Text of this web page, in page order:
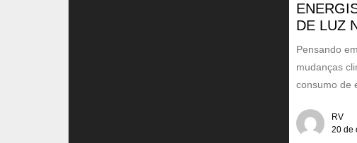
DE LUZ
Pensando
mudanças
consumo de
RV
20 de